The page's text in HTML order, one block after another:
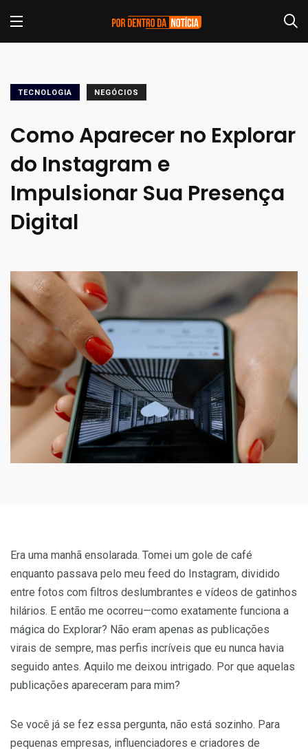
TECNOLOGIA NEGÓCIOS
Como Aparecer no Explorar
do Instagram e
Impulsionar Sua Presença
Digital
Era uma manhã ensolarada. Tomei um gole de café
enquanto passava pelo meu feed do Instagram, dividido
entre fotos com filtros deslumbrantes e vídeos de gatinhos
hilários. E então me ocorreu—como exatamente funciona a
mágica do Explorar? Não eram apenas as publicações
virais de sempre, mas perfis incríveis que eu nunca havia
seguido antes. Aquilo me deixou intrigado. Por que aquelas
publicações apareceram para mim?
Se você já se fez essa pergunta, não está sozinho. Para
pequenas empresas, influenciadores e criadores de